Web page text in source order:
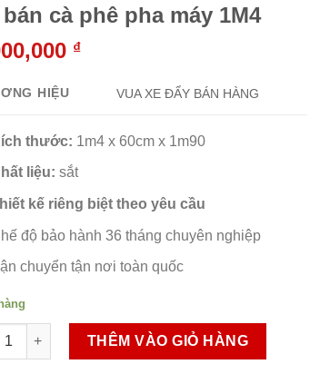
bán cà phê pha máy 1M4
₫
HIỆU VUA XE ĐẨY BÁN HÀNG
thước: 1m4 x 60cm x 1m90
liệu: sắt
kế riêng biệt theo yêu cầu
độ bảo hành 36 tháng chuyên nghiệp
chuyển tận nơi toàn quốc
cà phê pha máy 1M4 số lượng
THÊM VÀO GIỎ HÀNG